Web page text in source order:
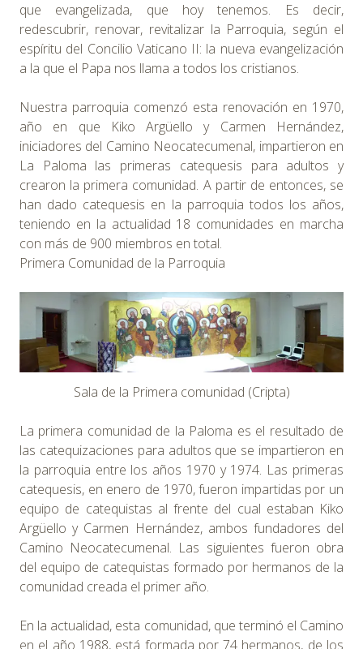
que evangelizada, que hoy tenemos. Es decir,
redescubrir, renovar, revitalizar la Parroquia, según el
espíritu del Concilio Vaticano II: la nueva evangelización
a la que el Papa nos llama a todos los cristianos.
Nuestra parroquia comenzó esta renovación en 1970,
año en que Kiko Argüello y Carmen Hernández,
iniciadores del Camino Neocatecumenal, impartieron en
La Paloma las primeras catequesis para adultos y
crearon la primera comunidad. A partir de entonces, se
han dado catequesis en la parroquia todos los años,
teniendo en la actualidad 18 comunidades en marcha
con más de 900 miembros en total.
Primera Comunidad de la Parroquia
Sala de la Primera comunidad (Cripta)
La primera comunidad de la Paloma es el resultado de
las catequizaciones para adultos que se impartieron en
la parroquia entre los años 1970 y 1974. Las primeras
catequesis, en enero de 1970, fueron impartidas por un
equipo de catequistas al frente del cual estaban Kiko
Argüello y Carmen Hernández, ambos fundadores del
Camino Neocatecumenal. Las siguientes fueron obra
del equipo de catequistas formado por hermanos de la
comunidad creada el primer año.
En la actualidad, esta comunidad, que terminó el Camino
en el año 1988, está formada por 74 hermanos, de los